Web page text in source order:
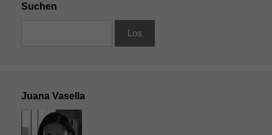
Suchen
Juana Vasella